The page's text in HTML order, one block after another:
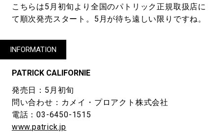
こちらは5月初旬より全国のパトリック正規取扱店に
て順次発売スタート。5月が待ち遠しい限りですね。
INFORMATION
PATRICK CALIFORNIE
発売日：5月初旬
問い合わせ：カメイ・プロアクト株式会社
電話：03-6450-1515
www.patrick.jp